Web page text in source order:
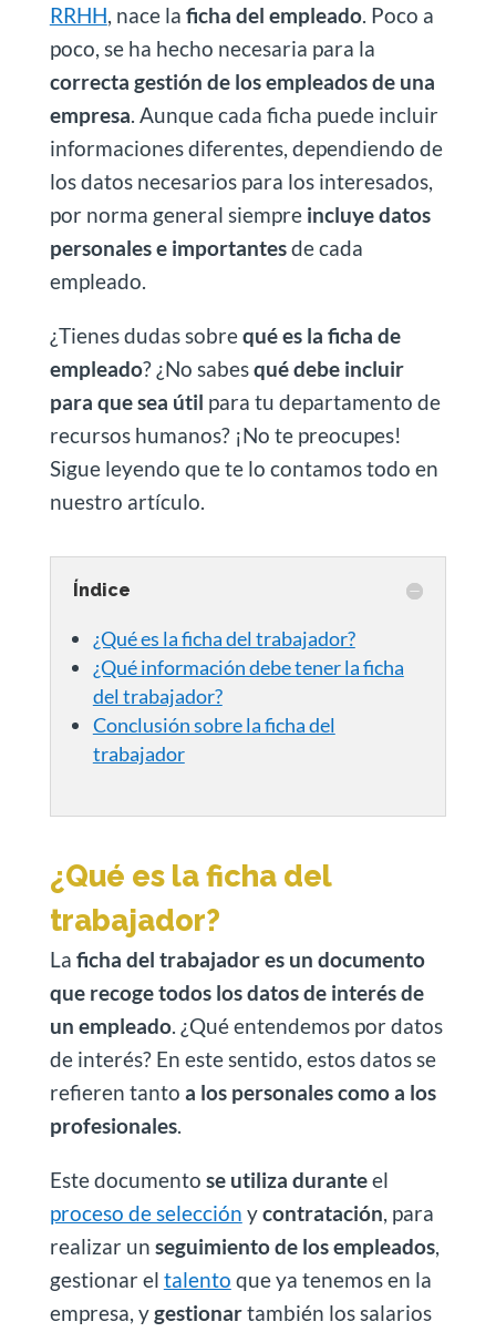
RRHH , nace la ficha del empleado. Poco a
poco, se ha hecho necesaria para la
correcta gestión de los empleados de una
empresa . Aunque cada ficha puede incluir
informaciones diferentes, dependiendo de
los datos necesarios para los interesados,
por norma general siempre incluye datos
personales e importantesde cada
empleado.
¿Tienes dudas sobrequé es la ficha de
empleado? ¿No sabesqué debe incluir
para que sea útil para tu departamento de
recursos humanos? ¡No te preocupes!
Sigue leyendo que te lo contamos todo en
nuestro artículo.
Índice
¿Qué es la ficha del trabajador?
¿Qué información debe tener la ficha
del trabajador?
Conclusión sobre la ficha del
trabajador
¿Qué es la ficha del
trabajador?
La ficha del trabajador es un documento
que recoge todos los datos de interés de
un empleado. ¿Qué entendemos por datos
de interés? En este sentido, estos datos se
refieren tanto a los personales como a los
profesionales.
Este documento se utiliza duranteel
proceso de selección ycontratación, para
realizar un seguimiento de los empleados,
gestionar el talento que ya tenemos en la
empresa, ygestionartambién los salarios